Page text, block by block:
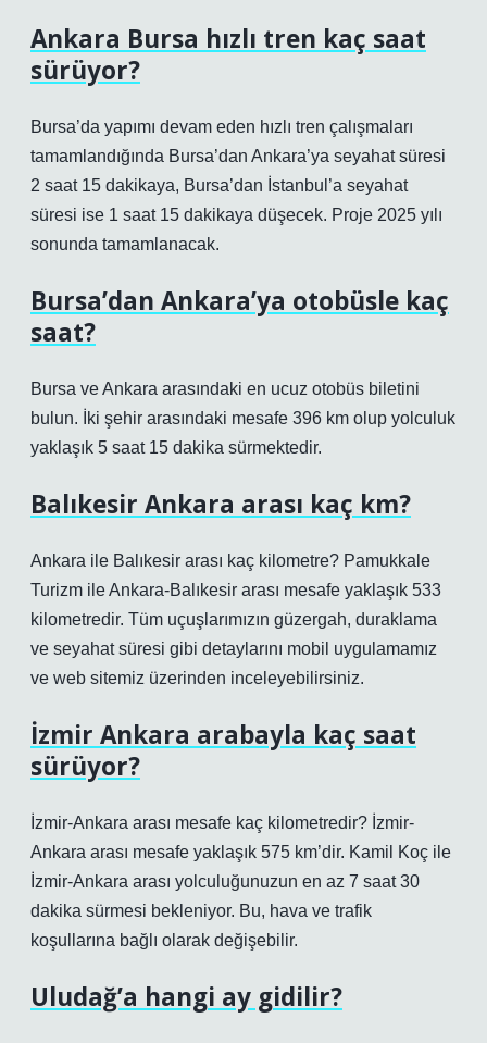
Ankara Bursa hızlı tren kaç saat
sürüyor?
Bursa’da yapımı devam eden hızlı tren çalışmaları
tamamlandığında Bursa’dan Ankara’ya seyahat süresi
2 saat 15 dakikaya, Bursa’dan İstanbul’a seyahat
süresi ise 1 saat 15 dakikaya düşecek. Proje 2025 yılı
sonunda tamamlanacak.
Bursa’dan Ankara’ya otobüsle kaç
saat?
Bursa ve Ankara arasındaki en ucuz otobüs biletini
bulun. İki şehir arasındaki mesafe 396 km olup yolculuk
yaklaşık 5 saat 15 dakika sürmektedir.
Balıkesir Ankara arası kaç km?
Ankara ile Balıkesir arası kaç kilometre? Pamukkale
Turizm ile Ankara-Balıkesir arası mesafe yaklaşık 533
kilometredir. Tüm uçuşlarımızın güzergah, duraklama
ve seyahat süresi gibi detaylarını mobil uygulamamız
ve web sitemiz üzerinden inceleyebilirsiniz.
İzmir Ankara arabayla kaç saat
sürüyor?
İzmir-Ankara arası mesafe kaç kilometredir? İzmir-
Ankara arası mesafe yaklaşık 575 km’dir. Kamil Koç ile
İzmir-Ankara arası yolculuğunuzun en az 7 saat 30
dakika sürmesi bekleniyor. Bu, hava ve trafik
koşullarına bağlı olarak değişebilir.
Uludağ’a hangi ay gidilir?